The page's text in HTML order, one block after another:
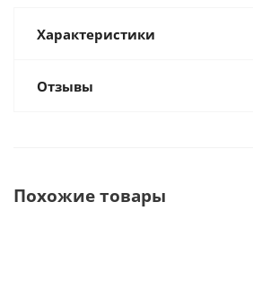
Характеристики
Отзывы
Похожие товары